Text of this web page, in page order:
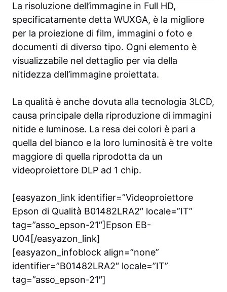
La risoluzione dell’immagine in Full HD,
specificatamente detta WUXGA, è la migliore
per la proiezione di film, immagini o foto e
documenti di diverso tipo. Ogni elemento è
visualizzabile nel dettaglio per via della
nitidezza dell’immagine proiettata.
La qualità è anche dovuta alla tecnologia 3LCD,
causa principale della riproduzione di immagini
nitide e luminose. La resa dei colori è pari a
quella del bianco e la loro luminosità è tre volte
maggiore di quella riprodotta da un
videoproiettore DLP ad 1 chip.
[easyazon_link identifier=”Videoproiettore
Epson di Qualità B01482LRA2″ locale=”IT”
tag=”asso_epson-21″]Epson EB-
U04[/easyazon_link]
[easyazon_infoblock align=”none”
identifier=”B01482LRA2″ locale=”IT”
tag=”asso_epson-21″]